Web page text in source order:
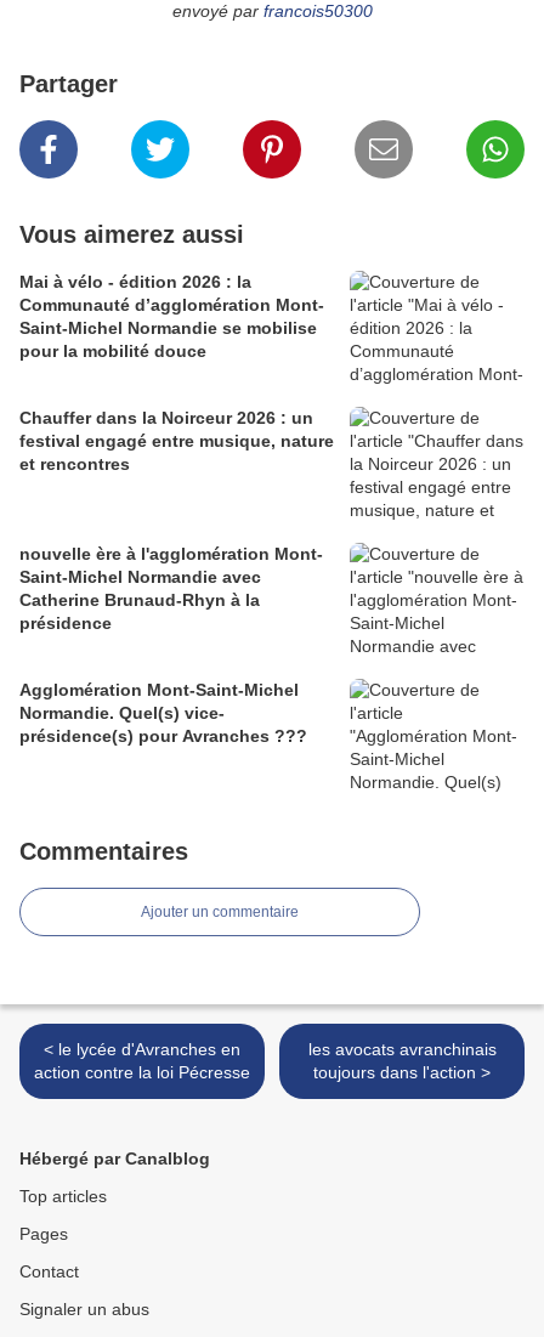
envoyé par francois50300
Partager
Vous aimerez aussi
Mai à vélo - édition 2026 : la
Communauté d’agglomération Mont-
Saint-Michel Normandie se mobilise
pour la mobilité douce
Chauffer dans la Noirceur 2026 : un
festival engagé entre musique, nature
et rencontres
nouvelle ère à l'agglomération Mont-
Saint-Michel Normandie avec
Catherine Brunaud-Rhyn à la
présidence
Agglomération Mont-Saint-Michel
Normandie. Quel(s) vice-
présidence(s) pour Avranches ???
Commentaires
Ajouter un commentaire
< le lycée d'Avranches en
action contre la loi Pécresse
les avocats avranchinais
toujours dans l'action >
Hébergé par Canalblog
Top articles
Pages
Contact
Signaler un abus